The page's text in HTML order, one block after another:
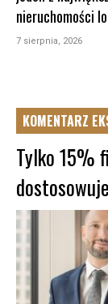
nieruchomości
7 sierpnia, 2026
KOMENTARZ
Tylko 15%